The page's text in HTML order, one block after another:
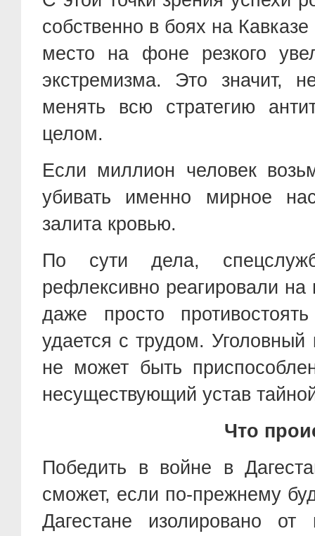
собственно в боях на
место на фоне резкого
экстремизма. Это значит,
менять всю стратегию
целом.
Если миллион человек
убивать именно мирное
залита кровью.
По сути дела,
рефлексивно реагировали
даже просто
удается с трудом.
не может быть
несуществующий устав
Что
Победить в войне в
сможет, если по-прежнему
Дагестане изолировано